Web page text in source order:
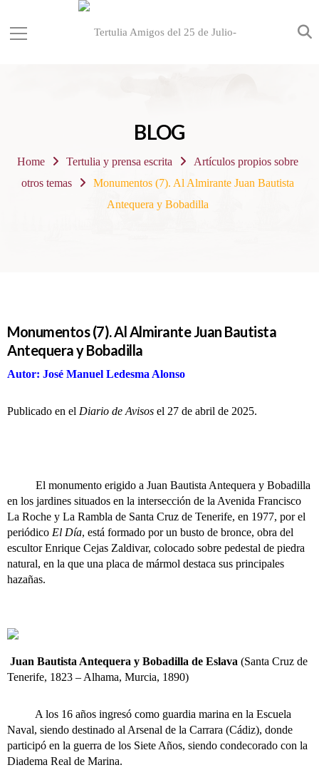
BLOG
Home Tertulia y prensa escrita
Artículos propios sobre
otros temas
Monumentos (7). Al Almirante Juan Bautista
Antequera y Bobadilla
Monumentos (7). Al Almirante Juan Bautista
Antequera y Bobadilla
Autor: José Manuel Ledesma Alonso
Publicado en el Diario de Avisos el 27 de abril de 2025.
El monumento erigido a Juan Bautista Antequera y Bobadilla
en los jardines situados en la intersección de la Avenida Francisco
La Roche y La Rambla de Santa Cruz de Tenerife, en 1977, por el
periódico El Día, está formado por un busto de bronce, obra del
escultor Enrique Cejas Zaldivar, colocado sobre pedestal de piedra
natural, en la que una placa de mármol destaca sus principales
hazañas.
Juan Bautista Antequera y Bobadilla de Eslava (Santa Cruz de
Tenerife, 1823 – Alhama, Murcia, 1890)
A los 16 años ingresó como guardia marina en la Escuela
Naval, siendo destinado al Arsenal de la Carrara (Cádiz), donde
participó en la guerra de los Siete Años, siendo condecorado con la
Diadema Real de Marina.